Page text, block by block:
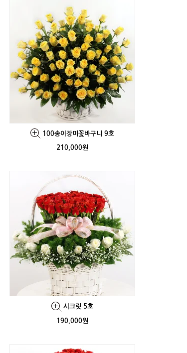
100송이장미꽃바구니 9호
210,000원
시크릿 5호
190,000원